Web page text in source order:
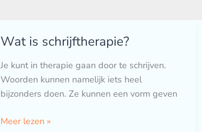
Wat is schrijftherapie?
Je kunt in therapie gaan door te schrijven.
Woorden kunnen namelijk iets heel
bijzonders doen. Ze kunnen een vorm geven
Wat
schrijftherapie?
Meer lezen »